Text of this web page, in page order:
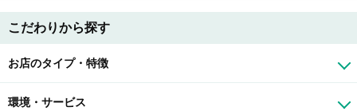
こだわりから探す
お店のタイプ・特徴
環境・サービス